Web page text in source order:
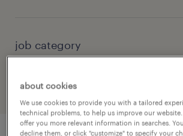
job category
about cookies
We use cookies to provide you with a tailored
technical problems, to help us improve our website.
offer you more relevant information in searches.
decline them, or click "customize" to specify your